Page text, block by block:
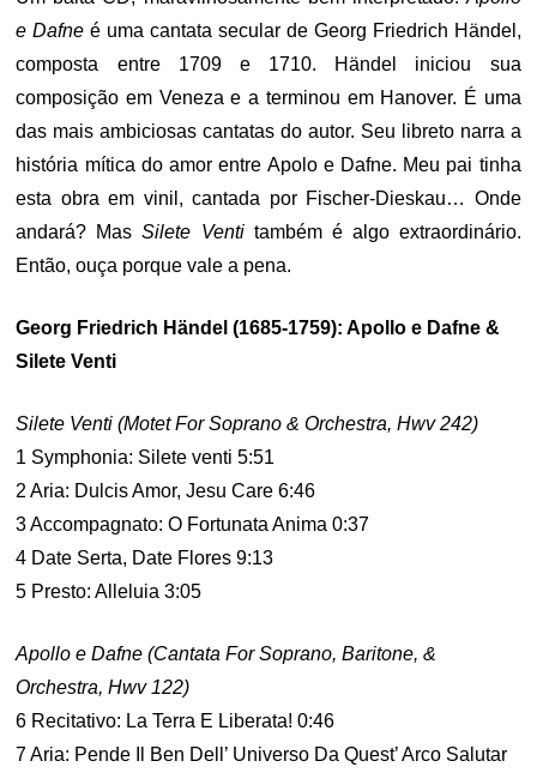
e Dafne é uma cantata secular de Georg Friedrich Händel,
composta entre 1709 e 1710. Händel iniciou sua
composição em Veneza e a terminou em Hanover. É uma
das mais ambiciosas cantatas do autor. Seu libreto narra a
história mítica do amor entre Apolo e Dafne. Meu pai tinha
esta obra em vinil, cantada por Fischer-Dieskau… Onde
andará? MasSilete Ventitambém é algo extraordinário.
Então, ouça porque vale a pena.
Georg Friedrich Händel (1685-1759): Apollo e Dafne &
Silete Venti
Silete Venti (Motet For Soprano & Orchestra, Hwv 242)
1 Symphonia: Silete venti 5:51
2 Aria: Dulcis Amor, Jesu Care 6:46
3 Accompagnato: O Fortunata Anima 0:37
4 Date Serta, Date Flores 9:13
5 Presto: Alleluia 3:05
Apollo e Dafne (Cantata For Soprano, Baritone, &
Orchestra, Hwv 122)
6 Recitativo: La Terra E Liberata! 0:46
7 Aria: Pende Il Ben Dell’ Universo Da Quest’ Arco Salutar